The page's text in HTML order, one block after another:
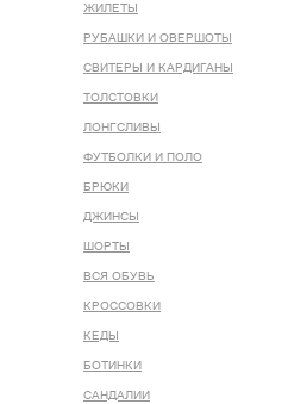
ЖИЛЕТЫ
РУБАШКИ И ОВЕРШОТЫ
СВИТЕРЫ И КАРДИГАНЫ
ТОЛСТОВКИ
ЛОНГСЛИВЫ
ФУТБОЛКИ И ПОЛО
БРЮКИ
ДЖИНСЫ
ШОРТЫ
ВСЯ ОБУВЬ
КРОССОВКИ
КЕДЫ
БОТИНКИ
САНДАЛИИ